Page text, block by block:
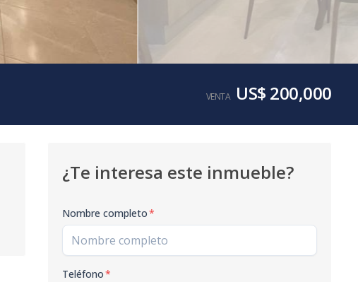
VENTA US$ 200,000
¿Te interesa este inmueble?
Nombre completo*
Teléfono*